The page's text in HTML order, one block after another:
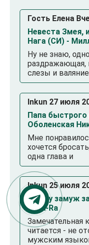
Гость Елена
Невеста Змея,
Нага (СИ) -
Ну не знаю,
раздражающая,
слезы и
Inkun 27 июля
Папа быстрого
Оболенская
Мне
хочется
одна глава и
Inkun 25 июля
Выйду замуж
Янка-Ra
Замечательная
читается - не
мужским